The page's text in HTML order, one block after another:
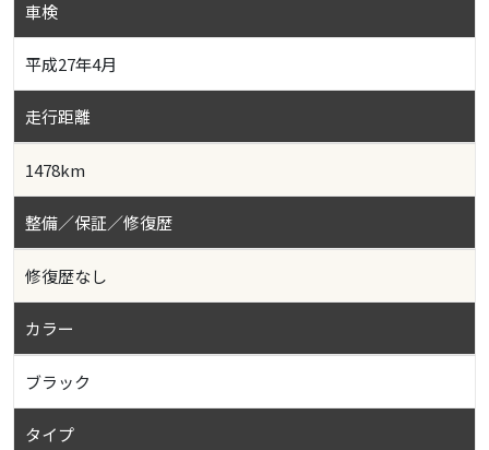
車検
平成27年4月
走行距離
1478km
整備／保証／修復歴
修復歴なし
カラー
ブラック
タイプ